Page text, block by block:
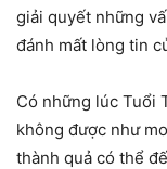
giải quyết những
đánh mất lòng tin
Có những lúc Tuổi
không được như
thành quả có thể